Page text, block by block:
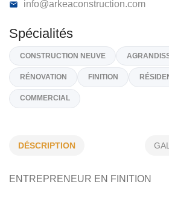
ARKÉA
1031, Rue Guertin, Granby
(450) 775-0727
Sur Demande
info@arkeaconstruction.com
RÉNOVATION FINITION
DÉSCRIPTION
ENTREPRENEUR EN FINITION